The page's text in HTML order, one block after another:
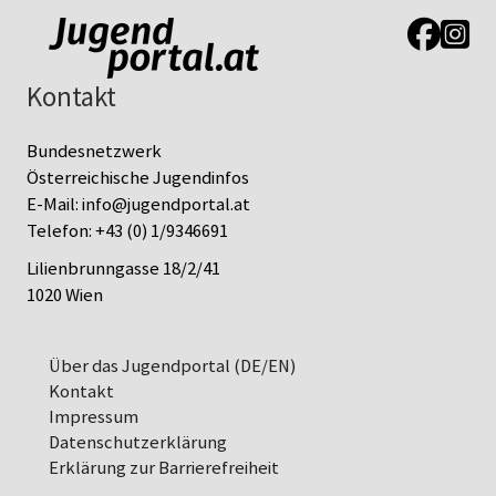
Link zur
Link
Kontakt
Bundesnetzwerk
Österreichische Jugendinfos
E-Mail:info@jugendportal.at
Telefon:+43 (0) 1/9346691
Lilienbrunngasse 18/2/41
1020 Wien
Über das Jugendportal (DE/EN)
Kontakt
Impressum
Datenschutz­erklärung
Erklärung zur Barrierefreiheit